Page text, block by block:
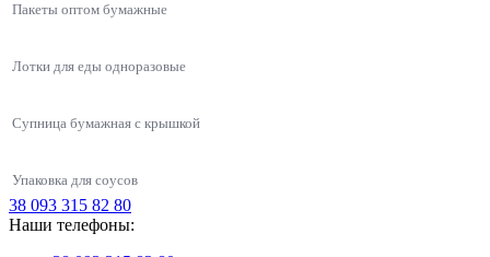
Пакеты оптом бумажные
Лотки для еды одноразовые
Супница бумажная с крышкой
Упаковка для соусов
Пластиковое пищевое ведро
Упаковки для азиатской кухни
Одноразовые контейнеры
Одноразовая упаковка ПС-540 на 4 ячейки, 110 шт/уп
Белые крышки к стаканам Т-89 (400-500 мл)
38 093 315 82 80
Наши телефоны: